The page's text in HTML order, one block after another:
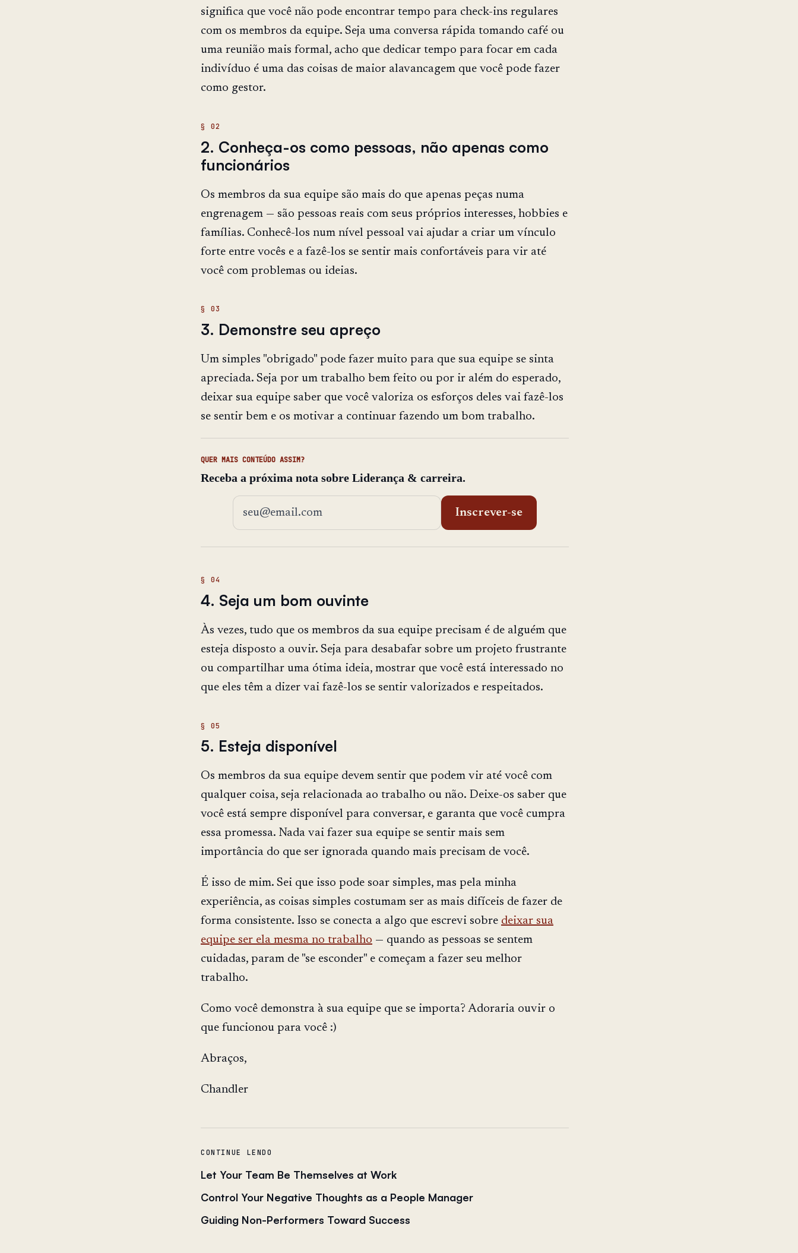
significa que você não pode encontrar tempo para check-ins regulares
com os membros da equipe. Seja uma conversa rápida tomando café ou
uma reunião mais formal, acho que dedicar tempo para focar em cada
indivíduo é uma das coisas de maior alavancagem que você pode fazer
como gestor.
2. Conheça-os como pessoas, não apenas como
funcionários
Os membros da sua equipe são mais do que apenas peças numa
engrenagem — são pessoas reais com seus próprios interesses, hobbies e
famílias. Conhecê-los num nível pessoal vai ajudar a criar um vínculo
forte entre vocês e a fazê-los se sentir mais confortáveis para vir até
você com problemas ou ideias.
3. Demonstre seu apreço
Um simples "obrigado" pode fazer muito para que sua equipe se sinta
apreciada. Seja por um trabalho bem feito ou por ir além do esperado,
deixar sua equipe saber que você valoriza os esforços deles vai fazê-los
se sentir bem e os motivar a continuar fazendo um bom trabalho.
QUER MAIS CONTEÚDO ASSIM?
Receba a próxima nota sobre Liderança & carreira.
Endereço de email
Inscrever-se
4. Seja um bom ouvinte
Às vezes, tudo que os membros da sua equipe precisam é de alguém que
esteja disposto a ouvir. Seja para desabafar sobre um projeto frustrante
ou compartilhar uma ótima ideia, mostrar que você está interessado no
que eles têm a dizer vai fazê-los se sentir valorizados e respeitados.
5. Esteja disponível
Os membros da sua equipe devem sentir que podem vir até você com
qualquer coisa, seja relacionada ao trabalho ou não. Deixe-os saber que
você está sempre disponível para conversar, e garanta que você cumpra
essa promessa. Nada vai fazer sua equipe se sentir mais sem
importância do que ser ignorada quando mais precisam de você.
É isso de mim. Sei que isso pode soar simples, mas pela minha
experiência, as coisas simples costumam ser as mais difíceis de fazer de
forma consistente. Isso se conecta a algo que escrevi sobre deixar sua
equipe ser ela mesma no trabalho — quando as pessoas se sentem
cuidadas, param de "se esconder" e começam a fazer seu melhor
trabalho.
Como você demonstra à sua equipe que se importa? Adoraria ouvir o
que funcionou para você :)
Abraços,
Chandler
CONTINUE LENDO
Let Your Team Be Themselves at Work
Control Your Negative Thoughts as a People Manager
Guiding Non-Performers Toward Success